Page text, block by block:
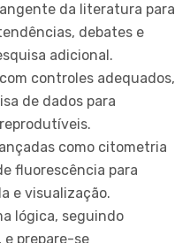
da literatura para
debates e
adicional.
controles adequados,
de dados para
como citometria
fluorescência para
e visualização.
lógica, seguindo
e prepare-se